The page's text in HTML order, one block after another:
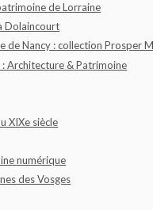
de Lorraine
Dolaincourt
de Nancy : collection Prosper
Architecture & Patrimoine
XIXe siècle
numérique
des Vosges